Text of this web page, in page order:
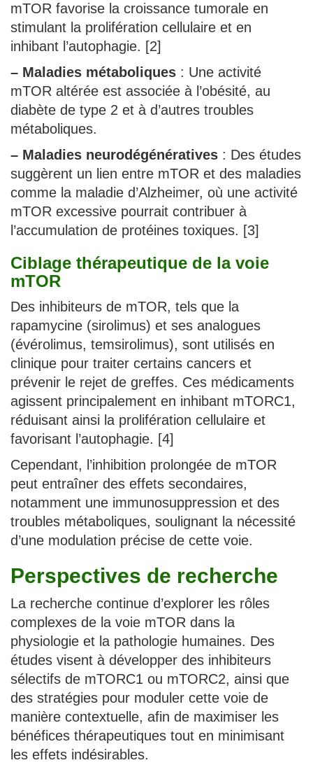
mTOR favorise la croissance tumorale en
stimulant la prolifération cellulaire et en
inhibant l’autophagie. [2]
– Maladies métaboliques : Une activité
mTOR altérée est associée à l’obésité, au
diabète de type 2 et à d’autres troubles
métaboliques.
– Maladies neurodégénératives : Des études
suggèrent un lien entre mTOR et des maladies
comme la maladie d’Alzheimer, où une activité
mTOR excessive pourrait contribuer à
l’accumulation de protéines toxiques. [3]
Ciblage thérapeutique de la voie
mTOR
Des inhibiteurs de mTOR, tels que la
rapamycine (sirolimus) et ses analogues
(évérolimus, temsirolimus), sont utilisés en
clinique pour traiter certains cancers et
prévenir le rejet de greffes. Ces médicaments
agissent principalement en inhibant mTORC1,
réduisant ainsi la prolifération cellulaire et
favorisant l’autophagie. [4]
Cependant, l’inhibition prolongée de mTOR
peut entraîner des effets secondaires,
notamment une immunosuppression et des
troubles métaboliques, soulignant la nécessité
d’une modulation précise de cette voie.
Perspectives de recherche
La recherche continue d’explorer les rôles
complexes de la voie mTOR dans la
physiologie et la pathologie humaines. Des
études visent à développer des inhibiteurs
sélectifs de mTORC1 ou mTORC2, ainsi que
des stratégies pour moduler cette voie de
manière contextuelle, afin de maximiser les
bénéfices thérapeutiques tout en minimisant
les effets indésirables.